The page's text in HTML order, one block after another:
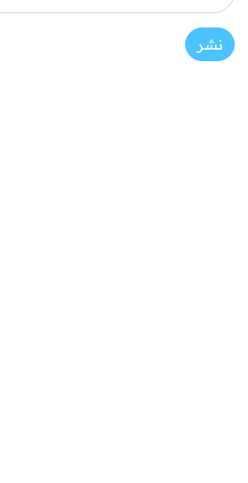
نشر